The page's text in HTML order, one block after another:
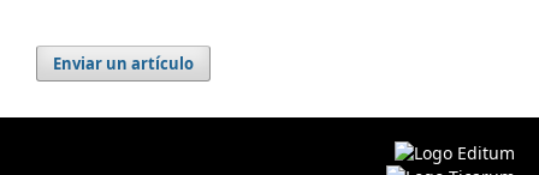
Enviar un artículo